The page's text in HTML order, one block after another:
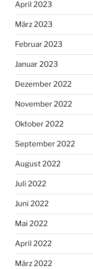
April 2023
März 2023
Februar 2023
Januar 2023
Dezember 2022
November 2022
Oktober 2022
September 2022
August 2022
Juli 2022
Juni 2022
Mai 2022
April 2022
März 2022